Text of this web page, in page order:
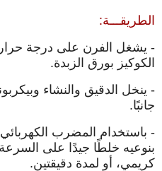
الطريقـــة:
الكوكيز بورق الزبدة.
- ينخل الدقيق والنشاء
جانبًا.
- باستخدام المضرب
بنوعيه خلطًا جيدًا على
كريمي، أو لمدة دقيقتين.